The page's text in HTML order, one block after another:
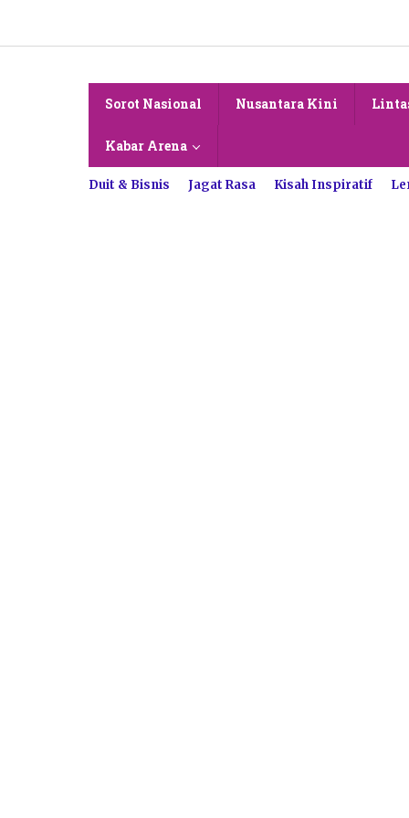
konten
Sorot Nasional Nusantara Kini
Kabar Arena
Duit & Bisnis Jagat Rasa Kisah Inspiratif